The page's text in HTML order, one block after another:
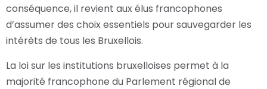
conséquence, il revient aux élus francophones
d’assumer des choix essentiels pour sauvegarder les
intérêts de tous les Bruxellois.
La loi sur les institutions bruxelloises permet à la
majorité francophone du Parlement régional de